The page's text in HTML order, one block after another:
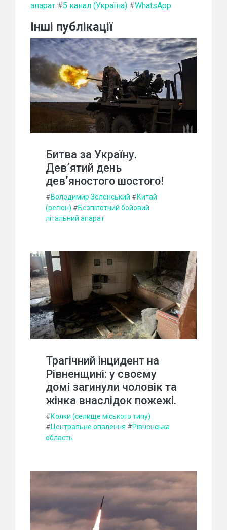
апарат #5 канал (Україна) #WhatsApp
Інші публікації
Битва за Україну.
Дев’ятий день
дев’яностого шостого!
#Володимир Зеленський #Китай
(регіон) #Безпілотний бойовий
літальний апарат
Трагічний інцидент на
Рівненщині: у своєму
домі загинули чоловік та
жінка внаслідок пожежі.
#Колки (селище міського типу)
#Центральне опалення #Рівненська
область